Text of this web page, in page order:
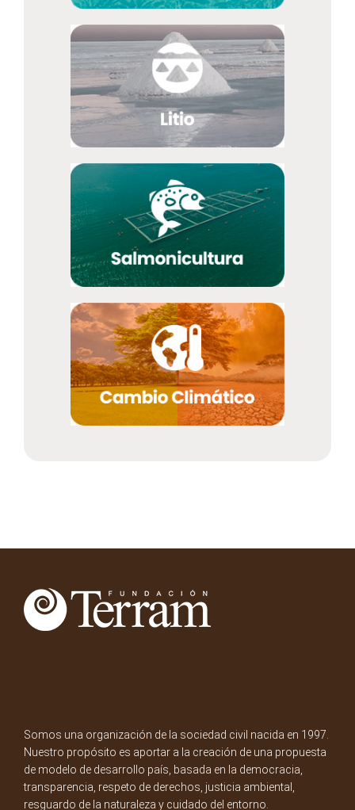
Somos una organización de la sociedad civil nacida en 1997.
Nuestro propósito es aportar a la creación de una propuesta
de modelo de desarrollo país, basada en la democracia,
transparencia, respeto de derechos, justicia ambiental,
resguardo de la naturaleza y cuidado del entorno.